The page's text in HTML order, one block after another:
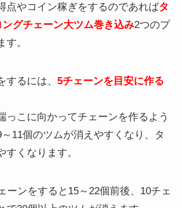
点やコイン稼ぎをするのであればタ
グチェーン大ツム巻き込み2つのプ
す。
するには、 5チェーンを目安に作る
っこに向かってチェーンを作るよう
11個のツムが消えやすくなり、タ
すくなります。
ーンをすると15～22個前後、10チェ